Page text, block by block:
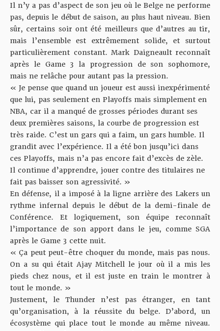
Il n’y a pas d’aspect de son jeu où le Belge ne performe
pas, depuis le début de saison, au plus haut niveau. Bien
sûr, certains soir ont été meilleurs que d’autres au tir,
mais l’ensemble est extrêmement solide, et surtout
particulièrement constant. Mark Daigneault reconnaît
après le Game 3 la progression de son sophomore,
mais ne relâche pour autant pas la pression.
« Je pense que quand un joueur est aussi inexpérimenté
que lui, pas seulement en Playoffs mais simplement en
NBA, car il a manqué de grosses périodes durant ses
deux premières saisons, la courbe de progression est
très raide. C’est un gars qui a faim, un gars humble. Il
grandit avec l’expérience. Il a été bon jusqu’ici dans
ces Playoffs, mais n’a pas encore fait d’excès de zèle.
Il continue d’apprendre, jouer contre des titulaires ne
fait pas baisser son agressivité. »
En défense, il a imposé à la ligne arrière des Lakers un
rythme infernal depuis le début de la demi-finale de
Conférence. Et logiquement, son équipe reconnaît
l’importance de son apport dans le jeu, comme SGA
après le Game 3 cette nuit.
« Ça peut peut-être choquer du monde, mais pas nous.
On a su qui était Ajay Mitchell le jour où il a mis les
pieds chez nous, et il est juste en train le montrer à
tout le monde. »
Justement, le Thunder n’est pas étranger, en tant
qu’organisation, à la réussite du belge. D’abord, un
écosystème qui place tout le monde au même niveau.